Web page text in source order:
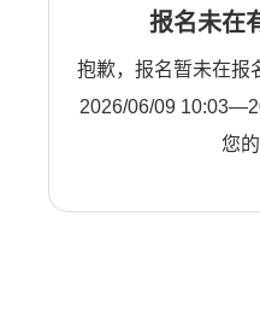
报名未在
抱歉，报名暂未在报
2026/06/09
您的